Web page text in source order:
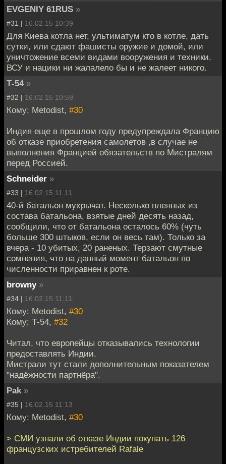
EVGENIY 61RUS »
#31 | 16.02.15 10:39
Для Киева котла нет, ультиматум кто в котле, дать
сутки, или сдают фашисты оружие и домой, или
уничтожение всеми видами вооружения и техники.
ВСУ и нацики ни жалалело бы и не жалеет никого.
Т-54 »
#32 | 16.02.15 10:59
Кому: Metodist, #30
Индия еще в прошлом году предупреждала Францию
об отказе приобретения самолетов ,в случае не
выполнения Францией обязательств по Мистралям
перед Россией.
Schneider »
#33 | 16.02.15 11:11
40-й батальон мухрычат. Несколько пленных из
состава батальона, взятые дней десять назад,
сообщили, что от батальона осталось 60% (чуть
больше 300 штыков, если он весь там). Только за
вчера - 10 убитых, 20 раненых. Терзают смутные
сомнения, что на данный момент батальон по
численности приравнен к роте.
browny »
#34 | 16.02.15 11:11
Кому: Metodist, #30
Кому: Т-54, #32
Читал, что европейцы отказывались технологии
предоставлять Индии.
Мистрали тут стали дополнительным показателем
"надёжности партнёра".
Pak »
#35 | 16.02.15 11:13
Кому: Metodist, #30
> СМИ узнали об отказе Индии покупать 126
французских истребителей Rafale